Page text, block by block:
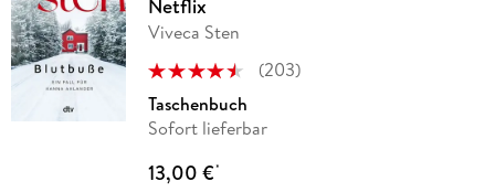
Netflix
Viveca Sten
(203)
Taschenbuch
Sofort lieferbar
13,00 €*